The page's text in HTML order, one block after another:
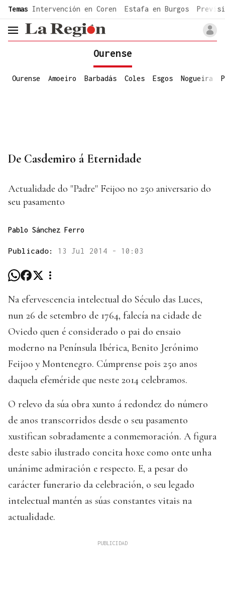
common.go-to-content
Temas Intervención en Coren Estafa en Burgos
header.menu.open
Ourense
Ourense Amoeiro Barbadás Coles Esgos Nogueira
De Casdemiro á Eternidade
Actualidade do "Padre" Feijoo no 250 aniversario do
seu pasamento
Pablo Sánchez Ferro
Publicado: 13 Jul 2014 - 10:03
Na efervescencia intelectual do Século das Luces,
nun 26 de setembro de 1764, falecía na cidade de
Oviedo quen é considerado o pai do ensaio
moderno na Península Ibérica, Benito Jerónimo
Feijoo y Montenegro. Cúmprense pois 250 anos
daquela efeméride que neste 2014 celebramos.
O relevo da súa obra xunto á redondez do número
de anos transcorridos desde o seu pasamento
xustifican sobradamente a conmemoración. A figura
deste sabio ilustrado concita hoxe como onte unha
unánime admiración e respecto. E, a pesar do
carácter funerario da celebración, o seu legado
intelectual mantén as súas constantes vitais na
actualidade.